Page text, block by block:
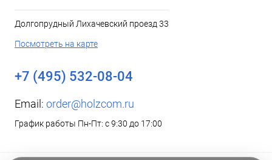
Долгопрудный Лихачевский проезд 33
Посмотреть на карте
+7 (495) 532-08-04
Email: order@holzcom.ru
График работы Пн-Пт: с 9:30 до 17:00